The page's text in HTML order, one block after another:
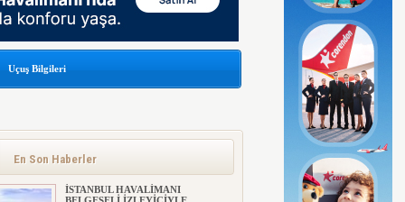
Uçuş Bilgileri
En Son Haberler
İSTANBUL HAVALİMANI